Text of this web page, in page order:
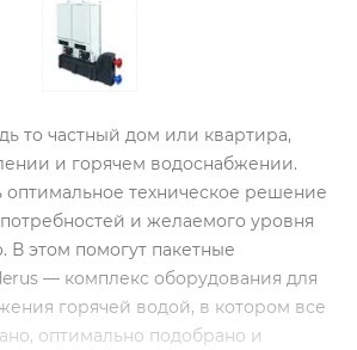
то частный дом или квартира,
и горячем водоснабжении.
оптимальное техническое решение
и желаемого уровня
В этом помогут пакетные
— комплекс оборудования для
горячей водой, в котором все
оптимально подобрано и